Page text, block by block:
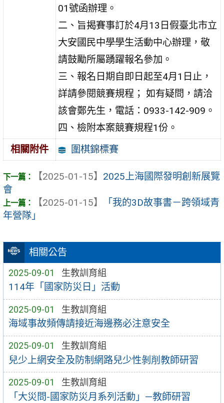
相關公告
2025-09-01 生教訓育組
114年「國家防災日」活動
2025-09-01 生教訓育組
海域事故頻傳請接近海邊務必注意安全
2025-09-01 生教訓育組
兒少上網安全及防制網路兒少性剝削教師研習
2025-09-01 生教訓育組
「大災問-國家防災月系列活動」—教師研習
01號函辦理。
二、旨揭賽事訂於4月13日假臺北市立
大安國民中學學生活動中心辦理，敬
請鼓勵所屬踴躍報名參加。
三、報名日期自即日起至4月1日止，
詳請參閱競賽規程； 如有疑問，請洽
該會鄭先生，電話：0933-142-909。
四、檢附本案競賽規程1份。
相關附件
圍棋錦標賽
【2025-01-15】 2025上海國際發明創新展覽
會
【2025-01-15】
「我的3D故事書－跨領域青
年營隊」